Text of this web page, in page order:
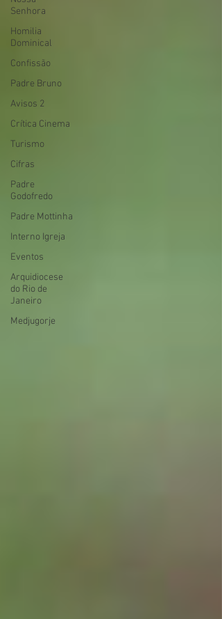
Senhora
Homilia
Dominical
Confissão
Padre Bruno
Avisos 2
Crítica Cinema
Turismo
Cifras
Padre
Godofredo
Padre Mottinha
Interno Igreja
Eventos
Arquidiocese
do Rio de
Janeiro
Medjugorje